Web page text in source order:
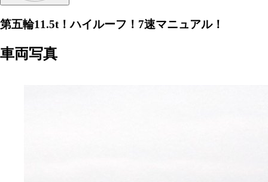
第五輪11.5t！ハイルーフ！7速マニュアル！
車両写真